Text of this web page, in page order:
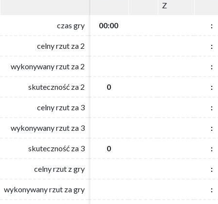
Z
czas gry 00:00 :
celny rzut za 2 :
wykonywany rzut za 2 :
skuteczność za 2 0 :
celny rzut za 3 :
wykonywany rzut za 3 :
skuteczność za 3 0 :
celny rzut z gry :
wykonywany rzut za gry :
Z
czas gry 00:00 :
celny rzut za 2 :
wykonywany rzut za 2 :
skuteczność za 2 0 :
celny rzut za 3 :
wykonywany rzut za 3 :
skuteczność za 3 0 :
celny rzut z gry :
wykonywany rzut za gry :